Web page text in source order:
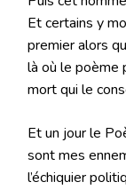
Et certains y
premier alors
là où le poème
mort qui le
Et un jour le
sont mes
l’échiquier